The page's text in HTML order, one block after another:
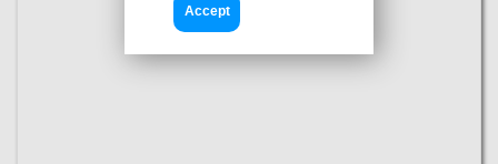
Accept